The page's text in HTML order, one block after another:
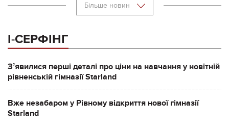
Більше новин
І-СЕРФІНГ
Зʼявилися перші деталі про ціни на навчання у новітній
рівненській гімназії Starland
Вже незабаром у Рівному відкриття нової гімназії
Starland